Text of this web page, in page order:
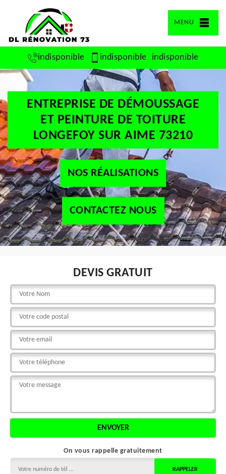
MENU
indisponible indisponible indisponible
ENTREPRISE DE DÉMOUSSAGE
ET PEINTURE DE TOITURE
LONGEFOY SUR AIME 73210
NOS RÉALISATIONS
CONTACTEZ NOUS
DEVIS GRATUIT
On vous rappelle gratuitement